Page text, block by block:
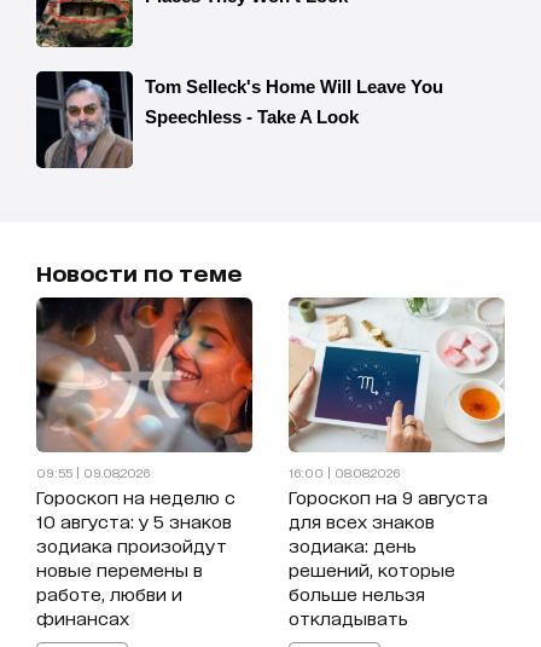
Новости по теме
09:55 | 09.08.2026
Гороскоп на неделю с
10 августа: у 5 знаков
зодиака произойдут
новые перемены в
работе, любви и
финансах
16:00 | 08.08.2026
Гороскоп на 9 августа
для всех знаков
зодиака: день
решений, которые
больше нельзя
откладывать